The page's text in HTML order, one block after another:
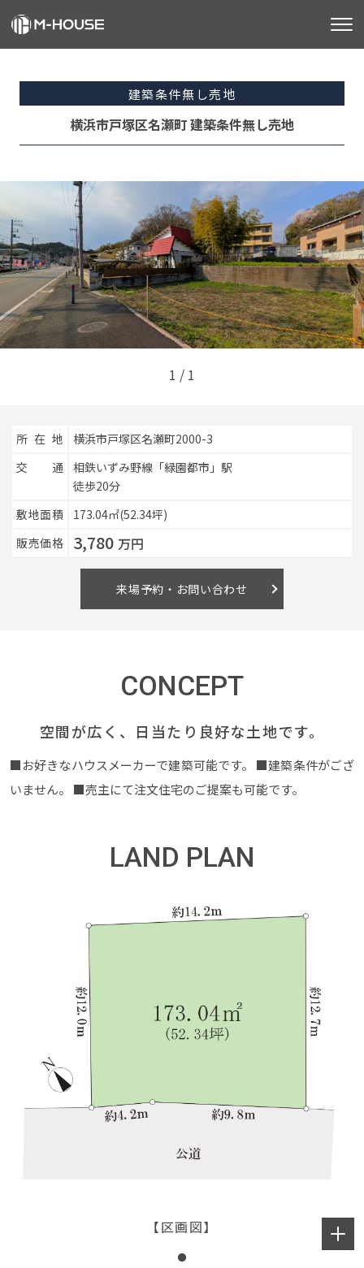
販売物件
不動産事業
建築事業
施工事例
お客様の声
会社情報
お知らせ
0120-800-108
営業時間／10：00〜19：00 定休日／水曜日
建築条件無し売地
横浜市戸塚区名瀬町 建築条件無し売地
1 / 1
所在地
横浜市戸塚区名瀬町2000-3
交通
相鉄いずみ野線「緑園都市」駅
徒歩20分
敷地面積
173.04㎡(52.34坪)
販売価格
3,780 万円
来場予約・お問い合わせ
CONCEPT
空間が広く、日当たり良好な土地です。
■お好きなハウスメーカーで建築可能です。
■建築条件がござ
いません。
■売主にて注文住宅のご提案も可能です。
LAND PLAN
【区画図】